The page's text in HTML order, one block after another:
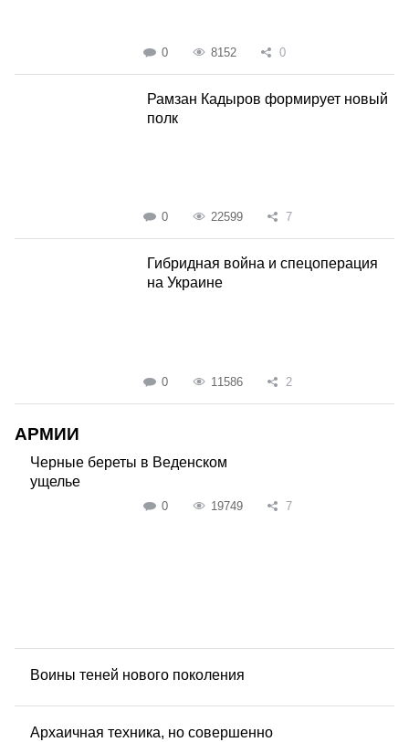
0 8152 0
Рамзан Кадыров формирует новый
полк
0 22599 7
Гибридная война и спецоперация
на Украине
0 11586 2
АРМИИ
Черные береты в Веденском
ущелье
0 19749 7
Воины теней нового поколения
Архаичная техника, но совершенно